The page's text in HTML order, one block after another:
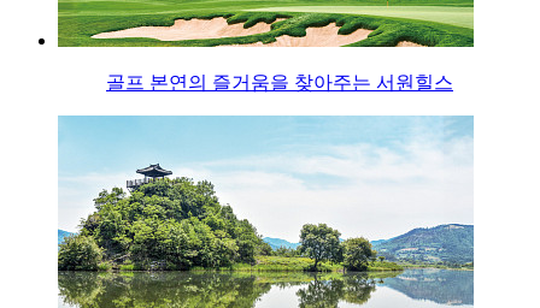
골프 본연의 즐거움을 찾아주는 서원힐스